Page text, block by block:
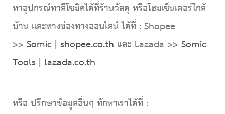
หาอุปกรณ์ทาสีโซมิคได้ที่ร้านวัสดุ หรือโฮมเซ็นเตอร์ใกล้
บ้าน และทางช่องทางออนไลน์ ได้ที่ : Shopee
>> Somic | shopee.co.th และ Lazada >> Somic
Tools | lazada.co.th
หรือ ปรึกษาข้อมูลอื่นๆ ทักหาเราได้ที่ :